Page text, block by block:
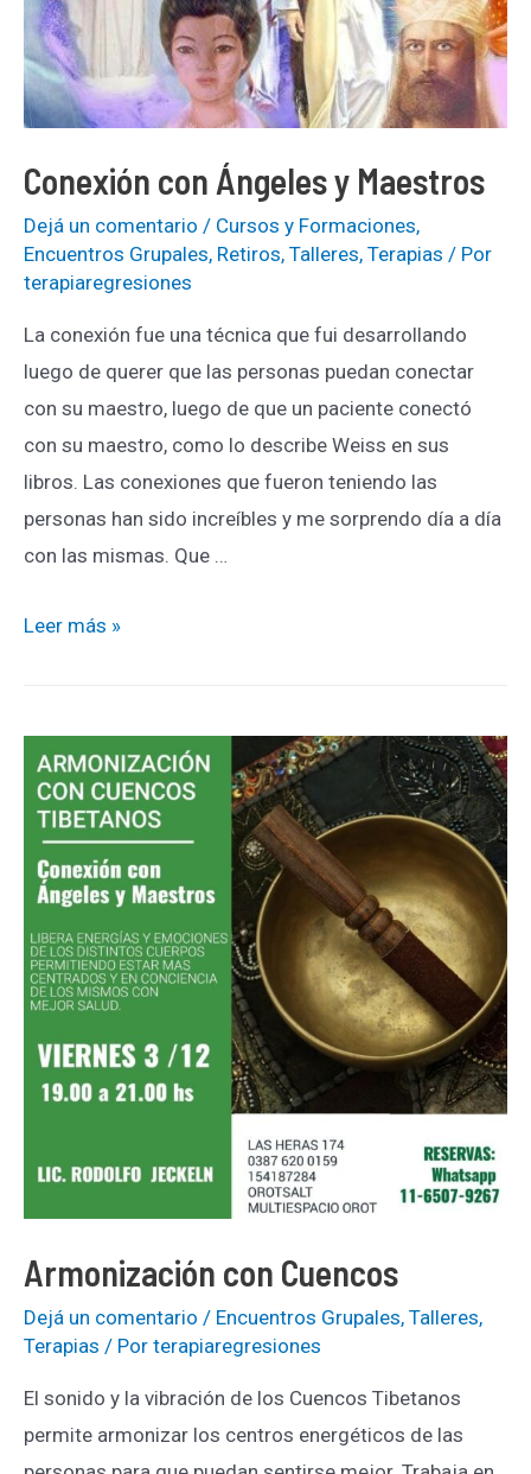
Conexión con Ángeles y Maestros
Dejá un comentario / Cursos y Formaciones,
Encuentros Grupales, Retiros, Talleres, Terapias / Por
terapiaregresiones
La conexión fue una técnica que fui desarrollando
luego de querer que las personas puedan conectar
con su maestro, luego de que un paciente conectó
con su maestro, como lo describe Weiss en sus
libros. Las conexiones que fueron teniendo las
personas han sido increíbles y me sorprendo día a día
con las mismas. Que …
Leer más »
Armonización con Cuencos
Dejá un comentario / Encuentros Grupales, Talleres,
Terapias / Por terapiaregresiones
El sonido y la vibración de los Cuencos Tibetanos
permite armonizar los centros energéticos de las